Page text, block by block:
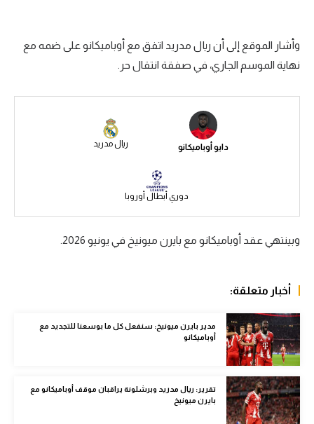
سعودي في الجول
الدوري الإنجليزي
دوري أبطال أوروبا
كرة سلة
كرة يد
كرة طائرة
الوطن العربي
في المونديال
وأشار الموقع إلى أن ريال مدريد اتفق مع أوباميكانو على ضمه مع
نهاية الموسم الجاري، في صفقة انتقال حر.
دايو أوباميكانو ريال مدريد
دوري أبطال أوروبا
وبينتهي عقد أوباميكانو مع بايرن ميونيخ في يونيو 2026.
أخبار متعلقة:
مدير بايرن ميونيخ: سنفعل كل ما بوسعنا للتجديد مع
أوباميكانو
تقرير: ريال مدريد وبرشلونة يراقبان موقف أوباميكانو مع
بايرن ميونيخ